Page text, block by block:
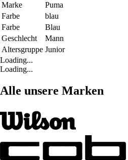
Marke
Puma
Farbe
blau
Farbe
Blau
Geschlecht
Mann
Altersgruppe Junior
Loading...
Loading...
Alle unsere Marken